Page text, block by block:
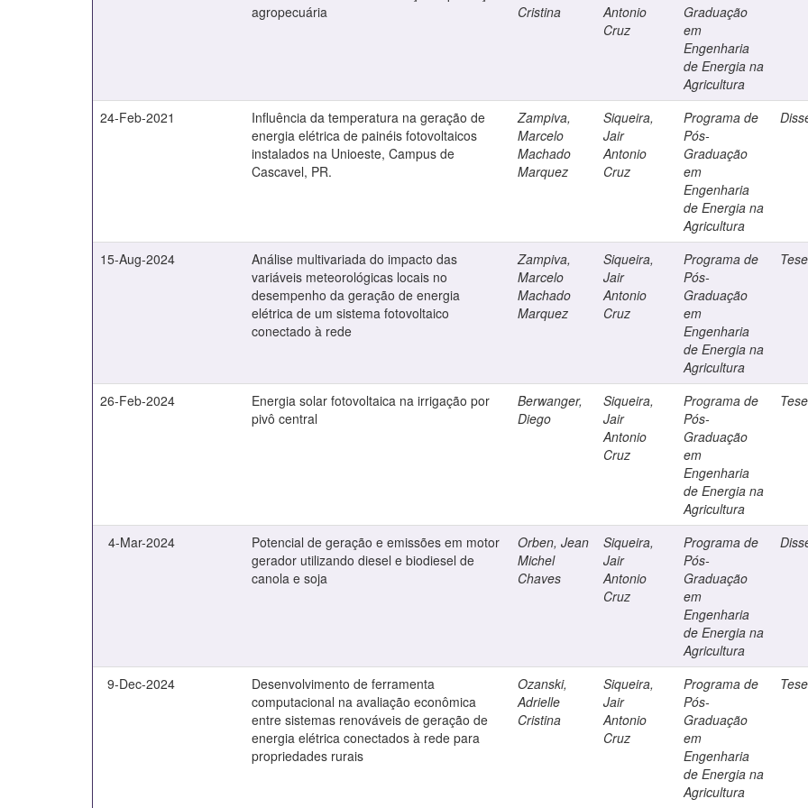
agropecuária
Cristina
Antonio
Cruz
Graduação
em
Engenharia
de Energia na
Agricultura
24-Feb-2021
Influência da temperatura na geração de
energia elétrica de painéis fotovoltaicos
instalados na Unioeste, Campus de
Cascavel, PR.
Zampiva,
Marcelo
Machado
Marquez
Siqueira,
Jair
Antonio
Cruz
Programa de
Pós-
Graduação
em
Engenharia
de Energia na
Agricultura
15-Aug-2024
Análise multivariada do impacto das
variáveis meteorológicas locais no
desempenho da geração de energia
elétrica de um sistema fotovoltaico
conectado à rede
Zampiva,
Marcelo
Machado
Marquez
Siqueira,
Jair
Antonio
Cruz
Programa de
Pós-
Graduação
em
Engenharia
de Energia na
Agricultura
Tese
26-Feb-2024
Energia solar fotovoltaica na irrigação por
pivô central
Berwanger,
Diego
Siqueira,
Jair
Antonio
Cruz
Programa de
Pós-
Graduação
em
Engenharia
de Energia na
Agricultura
Tese
4-Mar-2024
Potencial de geração e emissões em motor
gerador utilizando diesel e biodiesel de
canola e soja
Orben, Jean
Michel
Chaves
Siqueira,
Jair
Antonio
Cruz
Programa de
Pós-
Graduação
em
Engenharia
de Energia na
Agricultura
9-Dec-2024
Desenvolvimento de ferramenta
computacional na avaliação econômica
entre sistemas renováveis de geração de
energia elétrica conectados à rede para
propriedades rurais
Ozanski,
Adrielle
Cristina
Siqueira,
Jair
Antonio
Cruz
Programa de
Pós-
Graduação
em
Engenharia
de Energia na
Agricultura
Tese